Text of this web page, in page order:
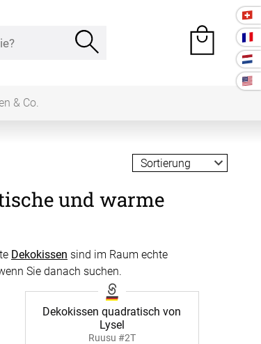
& Co.
und warme
Dekokissen sind im Raum echte
Sie danach suchen.
Dekokissen quadratisch von
Lysel
Ruusu #2T